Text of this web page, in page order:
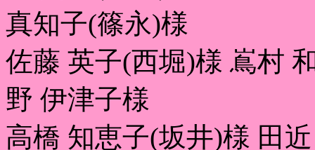
真知子(篠永)様
佐藤 英子(西堀)様 嶌村
野 伊津子様
高橋 知恵子(坂井)様 田